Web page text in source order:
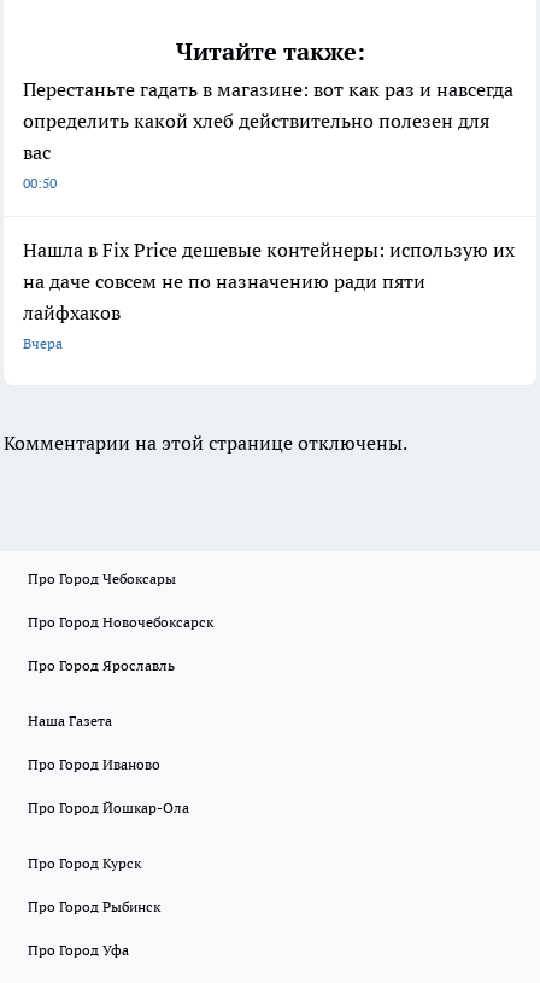
Читайте также:
Перестаньте гадать в магазине: вот как раз и навсегда
определить какой хлеб действительно полезен для
вас
00:50
Нашла в Fix Price дешевые контейнеры: использую их
на даче совсем не по назначению ради пяти
лайфхаков
Вчера
Комментарии на этой странице отключены.
Про Город Чебоксары
Про Город Новочебоксарск
Про Город Ярославль
Наша Газета
Про Город Иваново
Про Город Йошкар-Ола
Про Город Курск
Про Город Рыбинск
Про Город Уфа